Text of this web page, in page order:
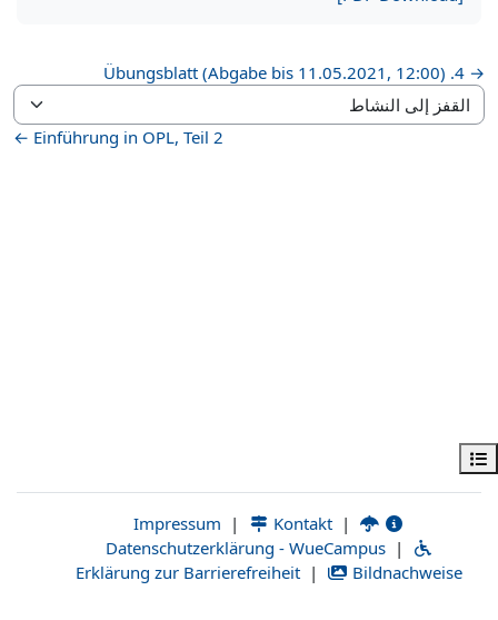
المقرر
→ 4. Übungsblatt (Abgabe bis 11.05.2021, 12:00)
القفز إلى النشاط
Einführung in OPL, Teil 2 ←
| Kontakt |
Datenschutzerklärung - WueCampus |
Erklärung zur Barrierefreiheit | Bildnachweise